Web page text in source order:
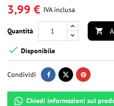
3,99 € IVA inclusa
Quantità 
 Disponibile
Condividi
Chiedi informazioni sul